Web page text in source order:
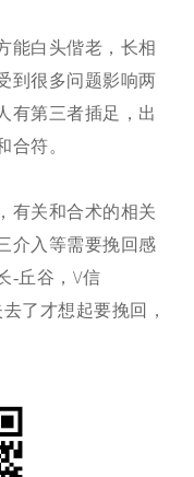
白头偕老，长相
到很多问题影响两
有第三者插足，出
合符。
关和合术的相关
介入等需要挽回感
-丘谷，\/信
了才想起要挽回，